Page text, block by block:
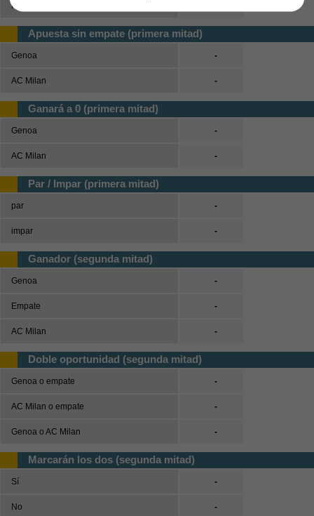
No
Apuesta sin empate (primera mitad)
Genoa
AC Milan
-
-
Ganará a 0 (primera mitad)
Genoa
AC Milan
-
-
Par / Impar (primera mitad)
par
impar
-
-
Ganador (segunda mitad)
Genoa
Empate
AC Milan
-
-
-
Doble oportunidad (segunda mitad)
Genoa o empate
AC Milan o empate
Genoa o AC Milan
-
-
-
Marcarán los dos (segunda mitad)
Sí
No
-
-